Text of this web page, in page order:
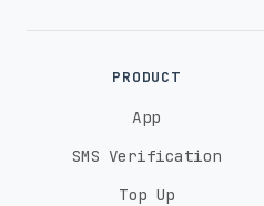
PRODUCT
App
SMS Verification
Top Up